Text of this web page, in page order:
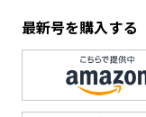
最新号を購入する